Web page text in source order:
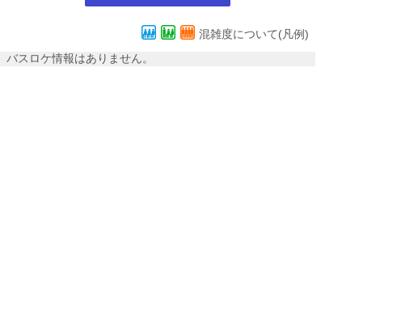
混雑度について(凡例)
バスロケ情報はありません。